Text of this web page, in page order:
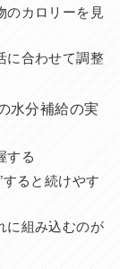
のカロリーを見
に合わせて調整
水分補給の実
する
ると続けやす
に組み込むのが